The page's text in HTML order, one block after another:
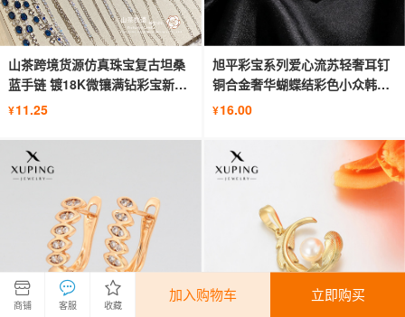
山茶跨境货源仿真珠宝复古坦桑
蓝手链 镀18K微镶满钻彩宝新款
手饰
¥11.25
旭平彩宝系列爱心流苏轻奢耳钉
铜合金奢华蝴蝶结彩色小众韩系
耳饰
¥16.00
商铺 客服 收藏
加入购物车 立即购买